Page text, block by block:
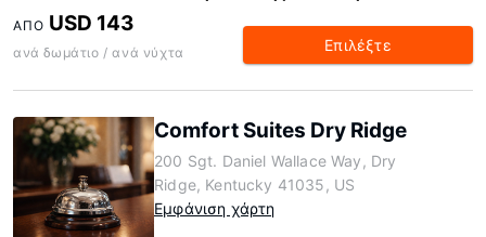
ΑΠΌ USD 143
ανά δωμάτιο / ανά νύχτα Επιλέξτε
Comfort Suites Dry Ridge
200 Sgt. Daniel Wallace Way, Dry
Ridge, Kentucky 41035, US
Εμφάνιση χάρτη